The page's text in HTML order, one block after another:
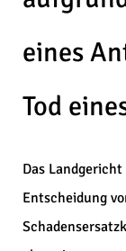
eines
Tod
Das
Entscheidung